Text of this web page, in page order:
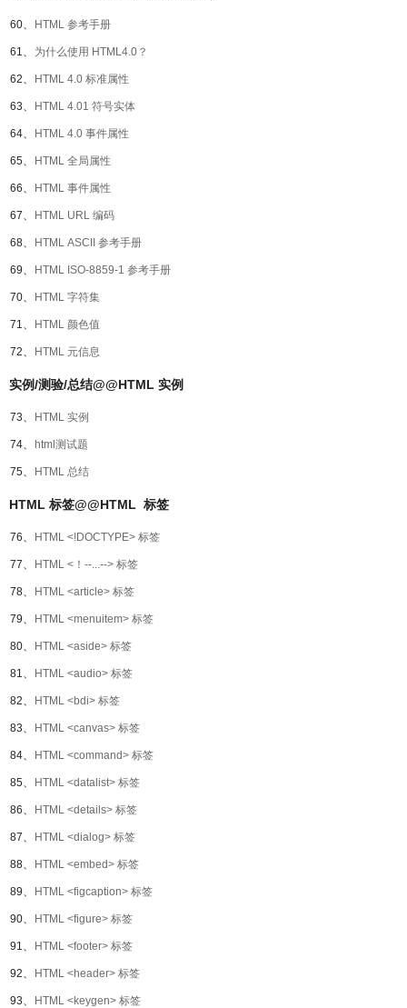
60、 HTML 参考手册
61、 为什么使用 HTML4.0？
62、 HTML 4.0 标准属性
63、 HTML 4.01 符号实体
64、 HTML 4.0 事件属性
65、 HTML 全局属性
66、 HTML 事件属性
67、 HTML URL 编码
68、 HTML ASCII 参考手册
69、 HTML ISO-8859-1 参考手册
70、 HTML 字符集
71、 HTML 颜色值
72、 HTML 元信息
实例/测验/总结@@HTML 实例
73、 HTML 实例
74、 html测试题
75、 HTML 总结
HTML 标签@@HTML 标签
76、 HTML <!DOCTYPE> 标签
77、 HTML <！--...--> 标签
78、 HTML <article> 标签
79、 HTML <menuitem> 标签
80、 HTML <aside> 标签
81、 HTML <audio> 标签
82、 HTML <bdi> 标签
83、 HTML <canvas> 标签
84、 HTML <command> 标签
85、 HTML <datalist> 标签
86、 HTML <details> 标签
87、 HTML <dialog> 标签
88、 HTML <embed> 标签
89、 HTML <figcaption> 标签
90、 HTML <figure> 标签
91、 HTML <footer> 标签
92、 HTML <header> 标签
93、 HTML <keygen> 标签